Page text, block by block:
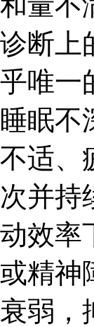
诊断上
乎唯一
睡眠不
不适、
次并持
动效率
或精神
衰弱，